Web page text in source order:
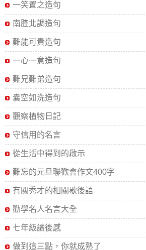
一笑置之造句
南腔北調造句
難能可貴造句
一心一意造句
難兄難弟造句
囊空如洗造句
觀察植物日記
守信用的名言
從生活中得到的啟示
難忘的元旦聯歡會作文400字
有關秀才的相關歇後語
勸學名人名言大全
七年級讀後感
做到這三點，你就成熟了